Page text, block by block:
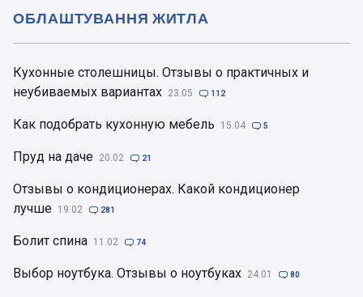
Кухонные столешницы. Отзывы о практичных и
неубиваемых вариантах 23.05  112
Как подобрать кухонную мебель 15.04  5
Пруд на даче 20.02  21
Отзывы о кондиционерах. Какой кондиционер
лучше 19.02  281
Болит спина 11.02  74
Выбор ноутбука. Отзывы о ноутбуках 24.01  80
ОБЛАШТУВАННЯ ЖИТЛА